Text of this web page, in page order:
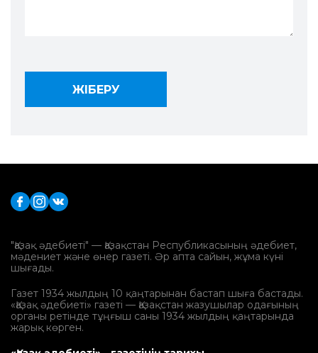
"Қазақ әдебиеті" — Қазақстан Республикасының әдебиет,
мәдениет және өнер газеті. Әр апта сайын, жұма күні
шығады.
Газет 1934 жылдың 10 қаңтарынан бастап шыға бастады.
«Қазақ әдебиеті» газеті — Қазақстан жазушылар одағының
органы ретінде тұңғыш саны 1934 жылдың қаңтарында
жарық көрген.